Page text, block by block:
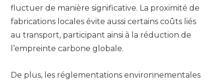
fluctuer de manière significative. La proximité de
fabrications locales évite aussi certains coûts liés
au transport, participant ainsi à la réduction de
l’empreinte carbone globale.
De plus, les réglementations environnementales